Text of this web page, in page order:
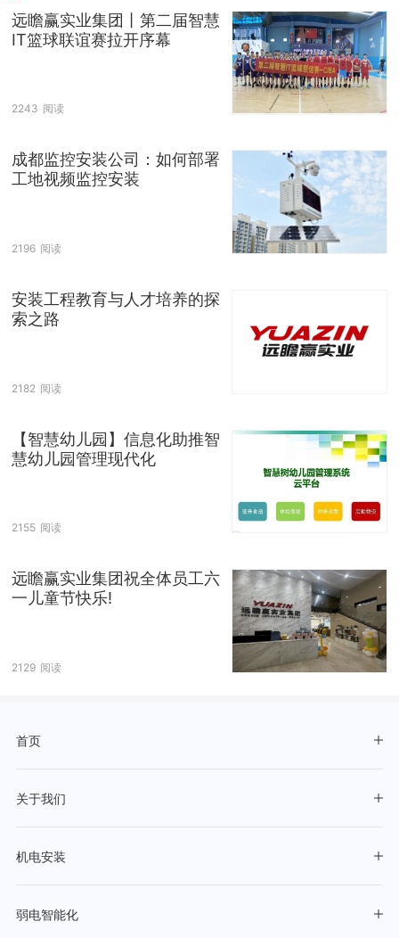
远瞻赢实业集团丨第二届智慧
IT篮球联谊赛拉开序幕
2243 阅读
成都监控安装公司：如何部署
工地视频监控安装
2196 阅读
安装工程教育与人才培养的探
索之路
2182 阅读
【智慧幼儿园】信息化助推智
慧幼儿园管理现代化
2155 阅读
远瞻赢实业集团祝全体员工六
一儿童节快乐!
2129 阅读
首页
关于我们
机电安装
弱电智能化